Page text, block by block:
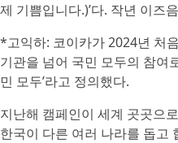
제 기쁨입니다.)’다. 작년 이즈
*고익하: 코이카가 2024년 처
기관을 넘어 국민 모두의 참여
민 모두’라고 정의했다.
지난해 캠페인이 세계 곳곳으
한국이 다른 여러 나라를 돕고